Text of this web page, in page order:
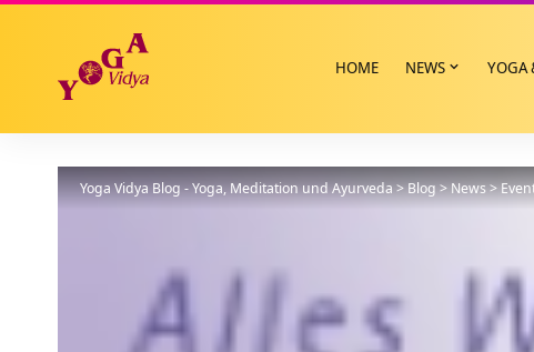
HOME NEWS YOGA
Yoga Vidya Blog - Yoga, Meditation und Ayurveda>Blog>News>